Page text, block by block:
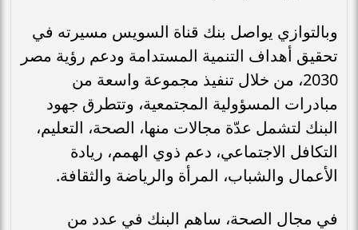
وبالتوازي يواصل بنك قناة السويس مسيرته في
تحقيق أهداف التنمية المستدامة ودعم رؤية مصر
2030، من خلال تنفيذ مجموعة واسعة من
مبادرات المسؤولية المجتمعية، وتتطرق جهود
البنك لتشمل عدّة مجالات منها، الصحة، التعليم،
التكافل الاجتماعي، دعم ذوي الهمم، ريادة
الأعمال والشباب، المرأة والرياضة والثقافة.
في مجال الصحة، ساهم البنك في عدد من